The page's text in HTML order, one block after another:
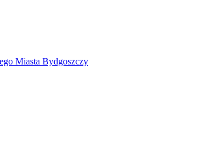
Miasta Bydgoszczy